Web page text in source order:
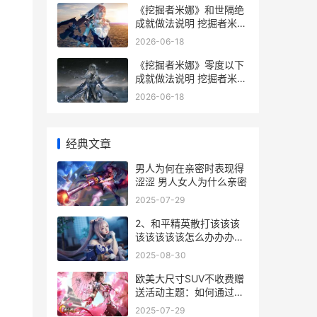
《挖掘者米娜》和世隔绝
成就做法说明 挖掘者米娜
销量
2026-06-18
《挖掘者米娜》零度以下
成就做法说明 挖掘者米娜
地图
2026-06-18
经典文章
男人为何在亲密时表现得
涩涩 男人女人为什么亲密
2025-07-29
2、和平精英散打该该该
该该该该该怎么办办办办
办办办办加点
2025-08-30
欧美大尺寸SUV不收费赠
送活动主题：如何通过优
惠活动主题获取高端车型
2025-07-29